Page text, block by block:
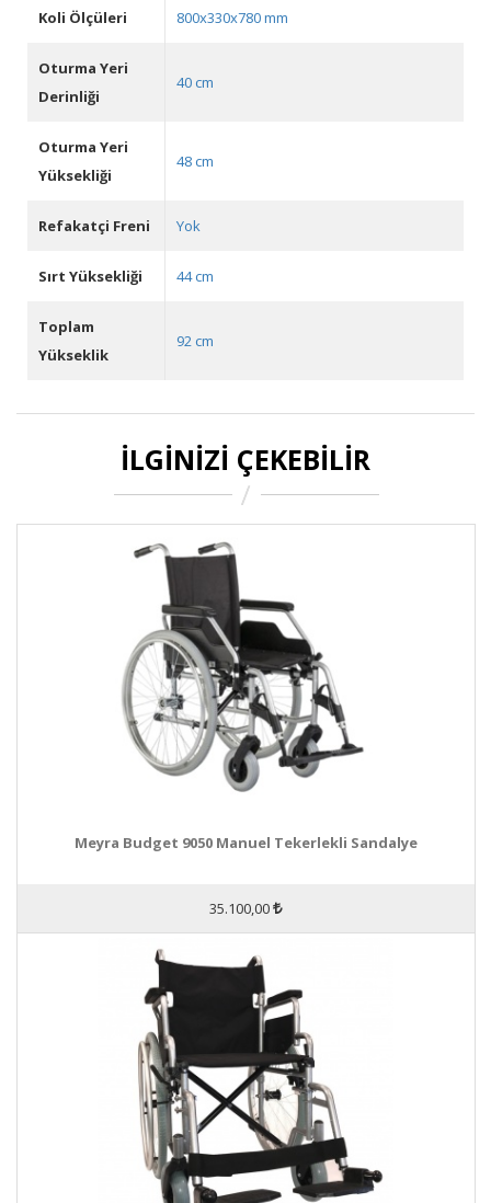
Koli Ölçüleri 800x330x780 mm
Oturma Yeri
Derinliği
40 cm
Oturma Yeri
Yüksekliği
48 cm
Refakatçi Freni Yok
Sırt Yüksekliği 44 cm
Toplam
Yükseklik
92 cm
İLGINIZI ÇEKEBILIR
Meyra Budget 9050 Manuel Tekerlekli Sandalye
35.100,00